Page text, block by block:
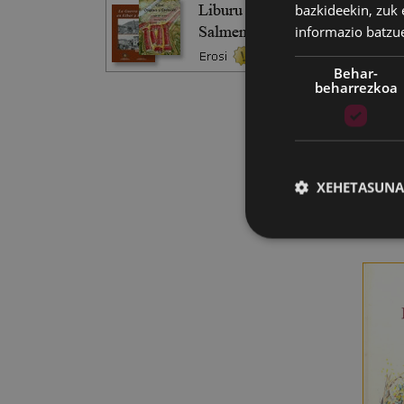
bazkideekin,
informazio
Behar-
beharrezkoa